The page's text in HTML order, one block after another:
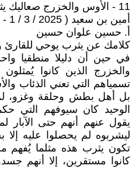
11 - الأوس والخزرج صعاليك يثرب 1
أمين بن سعيد ( 2025 / 3 / 1 - 10:48 )
أ. حسين علوان حسين
كلامك عن يثرب يوحي للقارئ
في حين أن دليلا منطقيا
والخزرج الذين كانوا
تسمياهم التي تعني الذئاب
بل أهل بطش وحلقة وغزو، لم
الوحيد كان سيوفهم التي
يقول عنهم أنهم حتى الآبار
ليشربوه لم يحصلوا عليه
تكون يثرب هذه مثلما يُفهم
كانوا مستقرين، إلا أنهم